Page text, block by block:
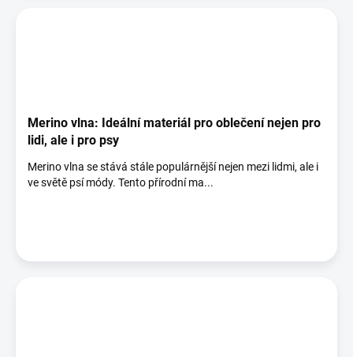
Merino vlna: Ideální materiál pro oblečení nejen pro
lidi, ale i pro psy
Merino vlna se stává stále populárnější nejen mezi lidmi, ale i
ve světě psí módy. Tento přírodní ma...